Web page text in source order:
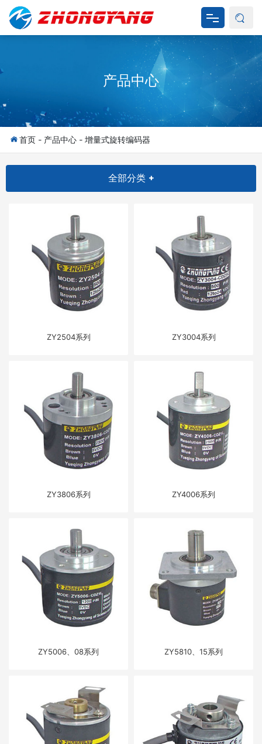
产品中心
新闻资讯
产品中心
首页 - 产品中心 - 增量式旋转编码器
全部分类 +
ZY2504系列 ZY3004系列
ZY3806系列 ZY4006系列
ZY5006、08系列 ZY5810、15系列